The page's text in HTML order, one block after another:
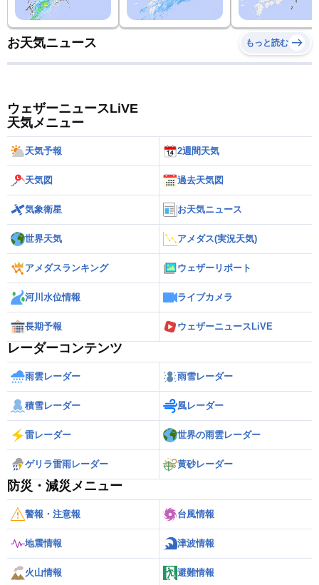
お天気ニュース もっと読む
ウェザーニュースLiVE
天気メニュー
天気予報 2週間天気
天気図 過去天気図
気象衛星 お天気ニュース
世界天気 アメダス(実況天気)
アメダスランキング ウェザーリポート
河川水位情報 ライブカメラ
長期予報 ウェザーニュースLiVE
レーダーコンテンツ
雨雲レーダー 雨雪レーダー
積雪レーダー 風レーダー
雷レーダー 世界の雨雲レーダー
ゲリラ雷雨レーダー 黄砂レーダー
防災・減災メニュー
警報・注意報 台風情報
地震情報 津波情報
火山情報 避難情報